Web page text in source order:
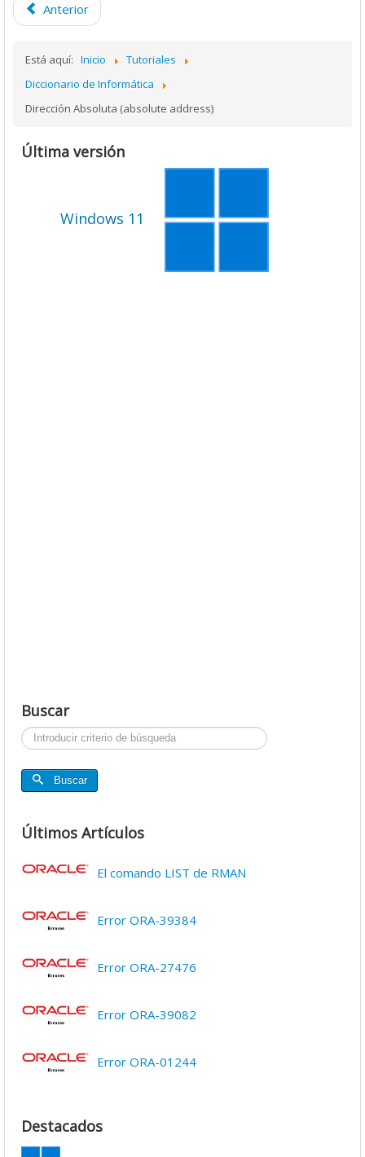
Anterior
Está aquí: Inicio
Tutoriales
Diccionario de Informática
Dirección Absoluta (absolute address)
Última versión
Windows 11
Buscar
Buscar...
Buscar
Últimos Artículos
El comando LIST de RMAN
Error ORA-39384
Error ORA-27476
Error ORA-39082
Error ORA-01244
Destacados